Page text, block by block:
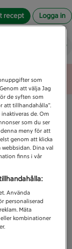
recept Logga in
som
att välja Jag
de syften som
att tillhandahålla”.
de. Om
som du ser
meny för att
genom att klicka
Dina val
finns i vår
Använda
personaliserad
Mäta
kombinationer